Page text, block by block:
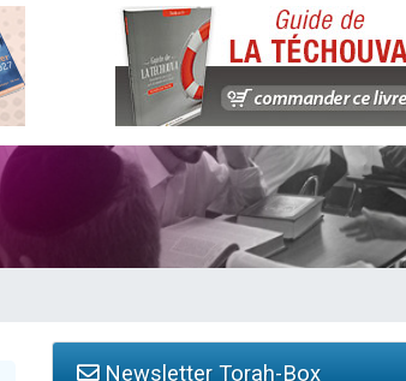
violences...
Newsletter Torah-Box